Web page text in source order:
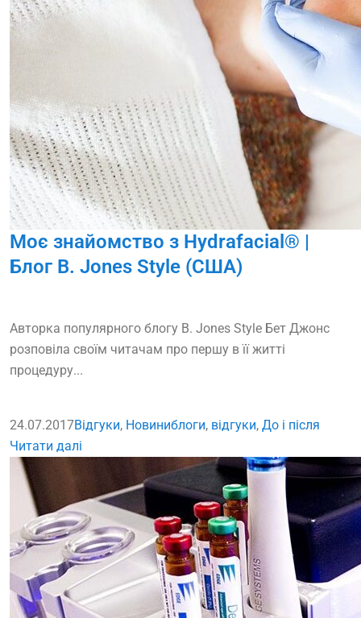
Моє знайомство з Hydrafacial® |
Блог B. Jones Style (США)
Авторка популярного блогу B. Jones Style Бет Джонс
розповіла своїм читачам про першу в її житті
процедуру...
24.07.2017Відгуки, Новиниблоги, відгуки, До і після
Читати далі